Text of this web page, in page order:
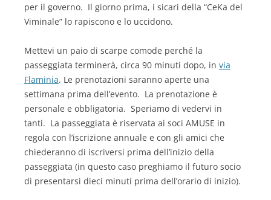
per il governo. Il giorno prima, i sicari della “CeKa del
Viminale” lo rapiscono e lo uccidono.
Mettevi un paio di scarpe comode perché la
passeggiata terminerà, circa 90 minuti dopo, in via
Flaminia. Le prenotazioni saranno aperte una
settimana prima dell’evento. La prenotazione è
personale e obbligatoria. Speriamo di vedervi in
tanti. La passeggiata è riservata ai soci AMUSE in
regola con l’iscrizione annuale e con gli amici che
chiederanno di iscriversi prima dell’inizio della
passeggiata (in questo caso preghiamo il futuro socio
di presentarsi dieci minuti prima dell’orario di inizio).